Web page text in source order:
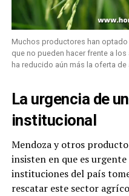
Muchos productores han
que no pueden hacer frente a
ha reducido aún más la oferta
La urgencia de
institucional
Mendoza y otros
insisten en que es
instituciones del país
rescatar este sector